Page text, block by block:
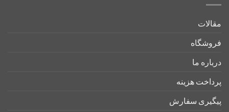
مقالات
فروشگاه
درباره ما
پرداخت هزینه
پیگیری سفارش